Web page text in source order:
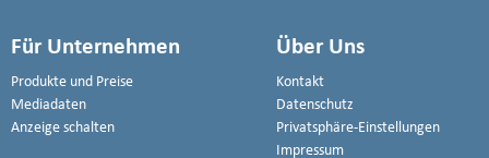
Für Unternehmen
Produkte und Preise
Mediadaten
Anzeige schalten
Über Uns
Kontakt
Datenschutz
Privatsphäre-Einstellungen
Impressum